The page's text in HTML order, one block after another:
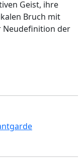
Geist, ihre
Bruch mit
Neudefinition der